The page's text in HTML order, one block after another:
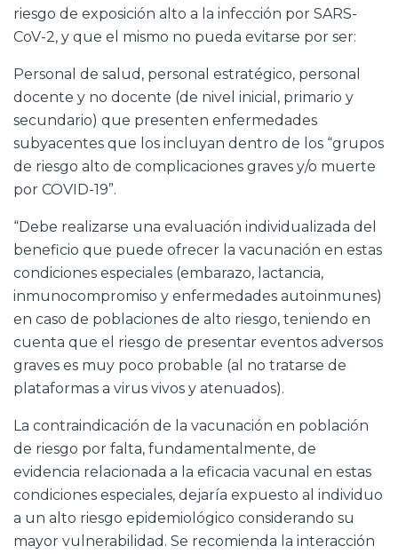
riesgo de exposición alto a la infección por SARS-
CoV-2, y que el mismo no pueda evitarse por ser:
Personal de salud, personal estratégico, personal
docente y no docente (de nivel inicial, primario y
secundario) que presenten enfermedades
subyacentes que los incluyan dentro de los “grupos
de riesgo alto de complicaciones graves y/o muerte
por COVID-19”.
“Debe realizarse una evaluación individualizada del
beneficio que puede ofrecer la vacunación en estas
condiciones especiales (embarazo, lactancia,
inmunocompromiso y enfermedades autoinmunes)
en caso de poblaciones de alto riesgo, teniendo en
cuenta que el riesgo de presentar eventos adversos
graves es muy poco probable (al no tratarse de
plataformas a virus vivos y atenuados).
La contraindicación de la vacunación en población
de riesgo por falta, fundamentalmente, de
evidencia relacionada a la eficacia vacunal en estas
condiciones especiales, dejaría expuesto al individuo
a un alto riesgo epidemiológico considerando su
mayor vulnerabilidad. Se recomienda la interacción